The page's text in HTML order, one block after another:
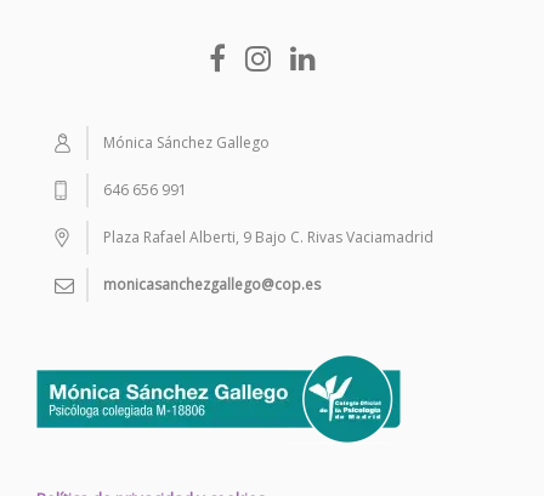
Mónica Sánchez Gallego
646 656 991
Plaza Rafael Alberti, 9 Bajo C. Rivas Vaciamadrid
monicasanchezgallego@cop.es